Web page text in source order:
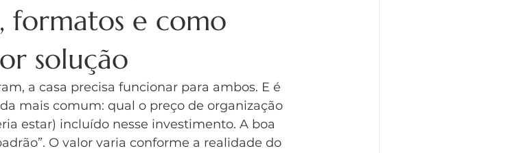
formatos e como
solução
a casa precisa funcionar para ambos. E é
mais comum: qual o preço de organização
estar) incluído nesse investimento. A boa
O valor varia conforme a realidade do